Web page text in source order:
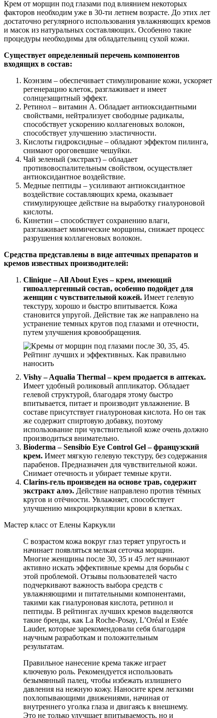
Крем от морщин под глазами под влиянием некоторых
факторов необходим уже в 30-ти летнем возрасте. До этих лет
достаточно регулярного использования увлажняющих кремов
и масок из натуральных составляющих. Особенно такие
процедуры необходимы для обладательниц сухой кожи.
Существует определенный перечень компонентов
входящих в состав:
Коэнзим – обеспечивает стимулирование кожи, ускоряет
регенерацию клеток, разглаживает и имеет
солнцезащитный эффект.
Ретинол – витамин А. Обладает антиоксидантными
свойствами, нейтрализует свободные радикалы,
способствует ускорению коллагеновых волокон,
способствует улучшению эластичности.
Кислоты гидроксидные – обладают эффектом пилинга,
снимают ороговевшие чешуйки.
Чай зеленый (экстракт) – обладает
противовоспалительным свойством, осуществляет
антиоксидантное воздействие.
Медные пептиды – усиливают антиоксидантное
воздействие составляющих крема, оказывает
стимулирующее действие на выработку гиалуроновой
кислоты.
Кинетин – способствует сохранению влаги,
разглаживает мимические морщины, снижает процесс
разрушения коллагеновых волокон.
Средства представлены в виде аптечных препаратов и
кремов известных производителей:
Clinique – All About Eyes – крем, имеющий
гипоаллергенный состав, особенно подойдет для
женщин с чувствительной кожей. Имеет гелевую
текстуру, хорошо и быстро впитывается. Кожа
становится упругой. Действие так же направлено на
устранение темных кругов под глазами и отечности,
путем улучшения кровообращения.
Vishy – Aqualia Thermal – крем продается в аптеках.
Имеет удобный роликовый аппликатор. Обладает
гелевой структурой, благодаря этому быстро
впитывается, питает и производит увлажнение. В
составе присутствует гиалуроновая кислота. Но он так
же содержит спиртовую добавку, поэтому
использование при чувствительной коже очень должно
производиться внимательно.
Bioderma – Sensibio Eye Control Gel – французский
крем. Имеет мягкую гелевую текстуру, без содержания
парабенов. Предназначен для чувствительной кожи.
Снимает отечность и убирает темные круги.
Clarins-гель произведен на основе трав, содержит
экстракт алоэ. Действие направлено против тёмных
кругов и отёчности. Увлажняет, способствует
улучшению микроциркуляции крови в клетках.
Мастер класс от Елены Каркукли
С возрастом кожа вокруг глаз теряет упругость и
начинает появляться мелкая сеточка морщин.
Многие женщины после 30, 35 и 45 лет начинают
активно искать эффективные кремы для борьбы с
этой проблемой. Отзывы пользователей часто
подчеркивают важность выбора средств с
увлажняющими и питательными компонентами,
такими как гиалуроновая кислота, ретинол и
пептиды. В рейтингах лучших кремов выделяются
такие бренды, как La Roche-Posay, L’Oréal и Estée
Lauder, которые зарекомендовали себя благодаря
научным разработкам и положительным
результатам.
Правильное нанесение крема также играет
ключевую роль. Рекомендуется использовать
безымянный палец, чтобы избежать излишнего
давления на нежную кожу. Наносите крем легкими
похлопывающими движениями, начиная от
внутреннего уголка глаза и двигаясь к внешнему.
Это не только улучшает впитываемость, но и